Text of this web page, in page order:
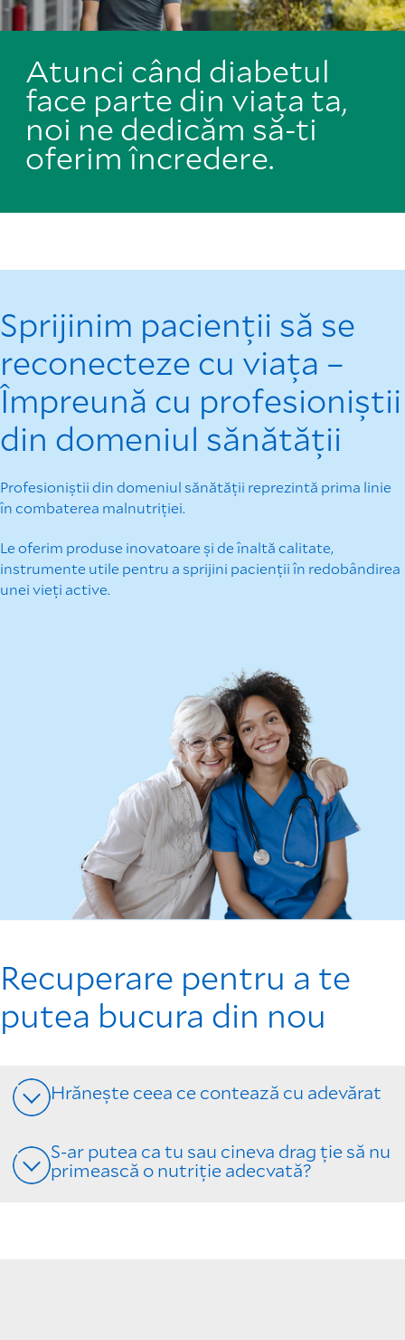
Atunci când diabetul
face parte din viața ta,
noi ne dedicăm să-ti
oferim încredere.
Sprijinim pacienții să se
reconecteze cu viața –
Împreună cu profesioniștii
din domeniul sănătății
Profesioniștii din domeniul sănătății reprezintă prima linie
în combaterea malnutriției.
Le oferim produse inovatoare și de înaltă calitate,
instrumente utile pentru a sprijini pacienții în redobândirea
unei vieți active.
Recuperare pentru a te
putea bucura din nou
Hrănește ceea ce contează cu adevărat
S-ar putea ca tu sau cineva drag ție să nu
primească o nutriție adecvată?